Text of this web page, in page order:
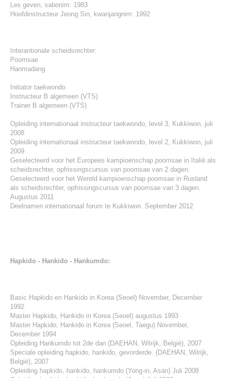
Les geven, sabonim: 1983
Hoofdinstructeur Jeong Sin, kwanjangnim: 1992
Interantionale scheidsrechter:
Poomsae
Hanmadang
Initiator taekwondo
Instructeur B algemeen (VTS)
Trainer B algemeen (VTS)
Opleiding internationaal instructeur taekwondo, level 3, Kukkiwon, juli
2008
Opleiding internationaal instructeur taekwondo, level 2, Kukkiwon, juli
2009
Geselecteerd voor het Europees kampioenschap poomsae in Italië als
scheidsrechter, opfrissingscursus van poomsae van 2 dagen.
Geselecteerd voor het Wereld kampioenschap poomsae in Rusland
als scheidsrechter, opfrissingscursus van poomsae van 3 dagen.
Augustus 2011
Deelnamen internationaal forum te Kukkiwon. September 2012
Hapkido - Hankido - Hankumdo:
Basic Hapkido en Hankido in Korea (Seoel) November, December
1992
Master Hapkido, Hankido in Korea (Seoel) augustus 1993
Master Hapkido, Hankido in Korea (Seoel, Taegu) November,
December 1994
Opleiding Hankumdo tot 2de dan (DAEHAN, Wilrijk, België), 2007
Speciale opleiding hapkido, hankido, gevorderde. (DAEHAN, Wilrijk,
België), 2007
Opleiding hapkido, hankido, hankumdo (Yong-in, Asan) Juli 2008